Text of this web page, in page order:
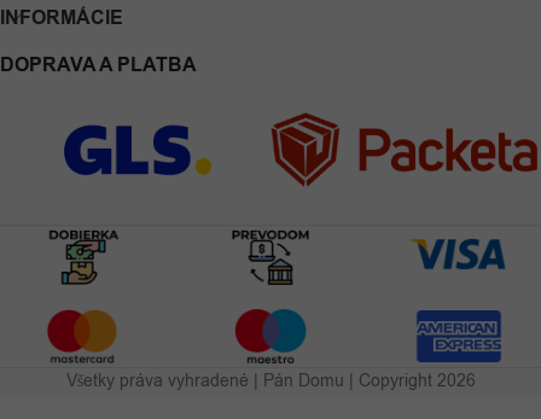
INFORMÁCIE
DOPRAVA A PLATBA
Všetky práva vyhradené | Pán Domu | Copyright 2026